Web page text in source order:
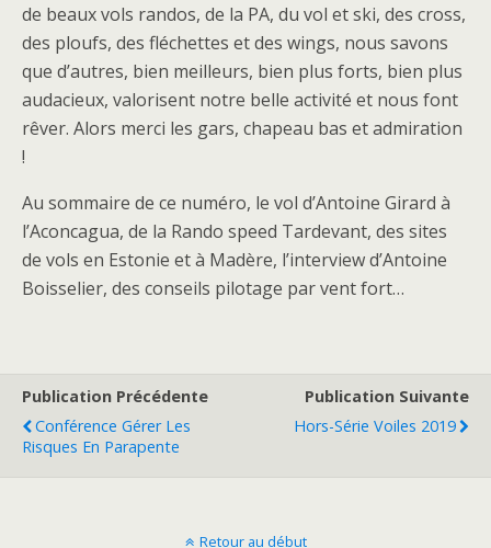
de beaux vols randos, de la PA, du vol et ski, des cross,
des ploufs, des fléchettes et des wings, nous savons
que d’autres, bien meilleurs, bien plus forts, bien plus
audacieux, valorisent notre belle activité et nous font
rêver. Alors merci les gars, chapeau bas et admiration
!
Au sommaire de ce numéro, le vol d’Antoine Girard à
l’Aconcagua, de la Rando speed Tardevant, des sites
de vols en Estonie et à Madère, l’interview d’Antoine
Boisselier, des conseils pilotage par vent fort…
Publication Précédente
Conférence Gérer Les
Risques En Parapente
Publication Suivante
Hors-Série Voiles 2019
Retour au début